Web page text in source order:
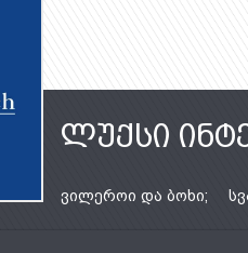
ლუქსი
ვილეროი და ბოხი;